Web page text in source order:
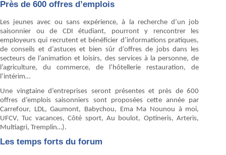
Près de 600 offres d’emplois
Les jeunes avec ou sans expérience, à la recherche d’un job
saisonnier ou de CDI étudiant, pourront y rencontrer les
employeurs qui recrutent et bénéficier d’informations pratiques,
de conseils et d’astuces et bien sûr d’offres de jobs dans les
secteurs de l’animation et loisirs, des services à la personne, de
l’agriculture, du commerce, de l’hôtellerie restauration, de
l’intérim…
Une vingtaine d’entreprises seront présentes et près de 600
offres d’emplois saisonniers sont proposées cette année par
Carrefour, LDL, Gaumont, Babychou, Ema Ma Nounou à moi,
UFCV, Tuc vacances, Côté sport, Au boulot, Optineris, Arteris,
Multiagri, Tremplin…).
Les temps forts du forum